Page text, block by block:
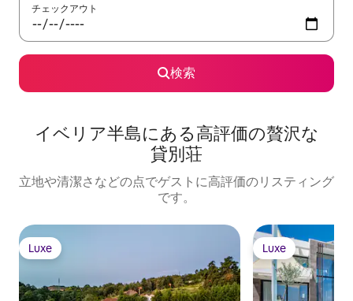
チェックアウト
検索
イベリア半島に⁠あ⁠る高⁠評⁠価⁠の贅⁠沢⁠な
貸⁠別⁠荘
立地や清潔さなどの点でゲストに高評価のリスティング
です。
Luxe
Luxe Luxe
Luxe